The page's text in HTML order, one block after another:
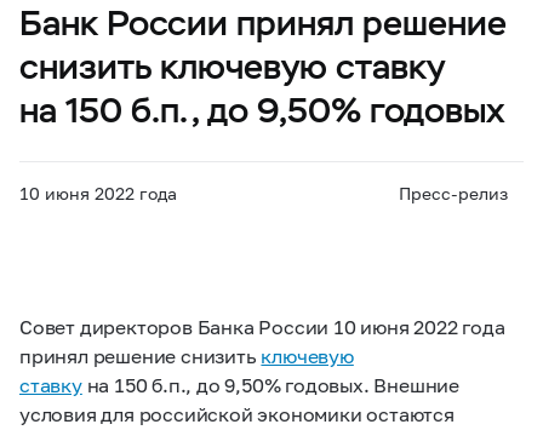
Банк России принял решение
снизить ключевую ставку
на 150 б.п., до 9,50% годовых
10 июня 2022 года Пресс-релиз
Совет директоров Банка России 10 июня 2022 года
принял решение снизить ключевую
ставкуна 150 б.п., до 9,50% годовых. Внешние
условия для российской экономики остаются